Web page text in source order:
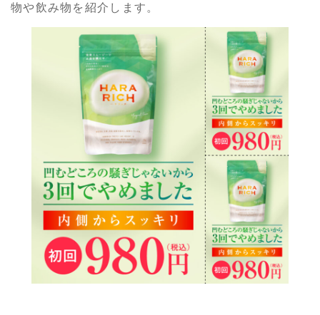
物や飲み物を紹介します。